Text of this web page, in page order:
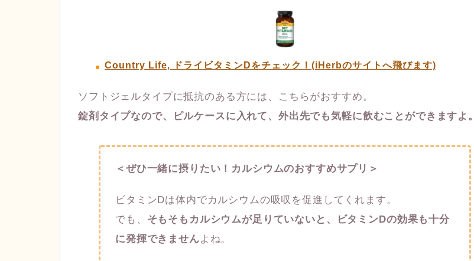
Country Life, ドライビタミンDをチェック！(iHerbのサイトへ飛びます)
ソフトジェルタイプに抵抗のある方には、こちらがおすすめ。
錠剤タイプなので、ピルケースに入れて、外出先でも気軽に飲むことができますよ。
＜ぜひ一緒に摂りたい！カルシウムのおすすめサプリ＞
ビタミンDは体内でカルシウムの吸収を促進してくれます。
でも、 そもそもカルシウムが足りていないと、ビタミンDの効果も十分
に発揮できませんよね。